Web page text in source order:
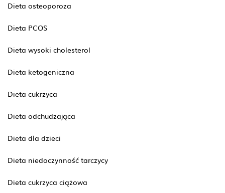
Dieta osteoporoza
Dieta PCOS
Dieta wysoki cholesterol
Dieta ketogeniczna
Dieta cukrzyca
Dieta odchudzająca
Dieta dla dzieci
Dieta niedoczynność tarczycy
Dieta cukrzyca ciążowa